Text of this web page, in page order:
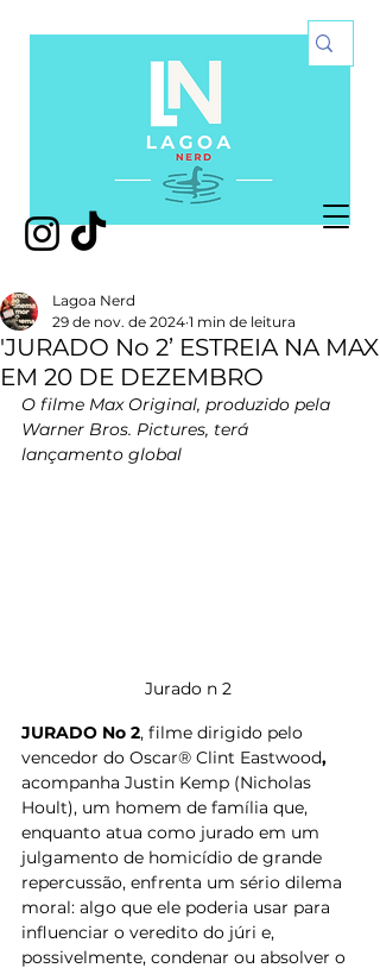
'JURADO No 2’ ESTREIA NA MAX
EM 20 DE DEZEMBRO
Lagoa Nerd
29 de nov. de 2024 1 min de leitura
O filme Max Original, produzido pela
Warner Bros. Pictures, terá
lançamento global
Jurado n 2
JURADO No 2, filme dirigido pelo
vencedor do Oscar® Clint Eastwood,
acompanha Justin Kemp (Nicholas
Hoult), um homem de família que,
enquanto atua como jurado em um
julgamento de homicídio de grande
repercussão, enfrenta um sério dilema
moral: algo que ele poderia usar para
influenciar o veredito do júri e,
possivelmente, condenar ou absolver o